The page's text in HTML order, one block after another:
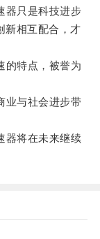
只是科技进步
新相互配合，才
特点，被誉为
与社会进步带
将在未来继续